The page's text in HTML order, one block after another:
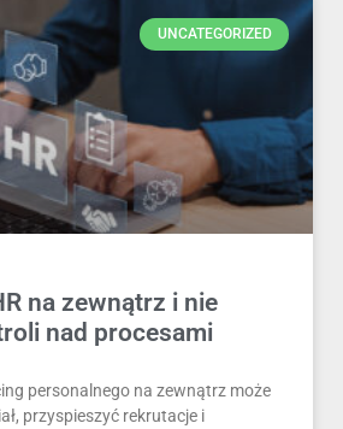
UNCATEGORIZED
na zewnątrz i nie
nad procesami
personalnego na zewnątrz może
przyspieszyć rekrutacje i